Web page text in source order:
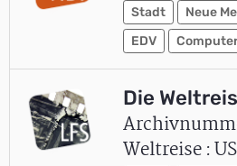
Stadt Neue
EDV
Die
Weltreise :